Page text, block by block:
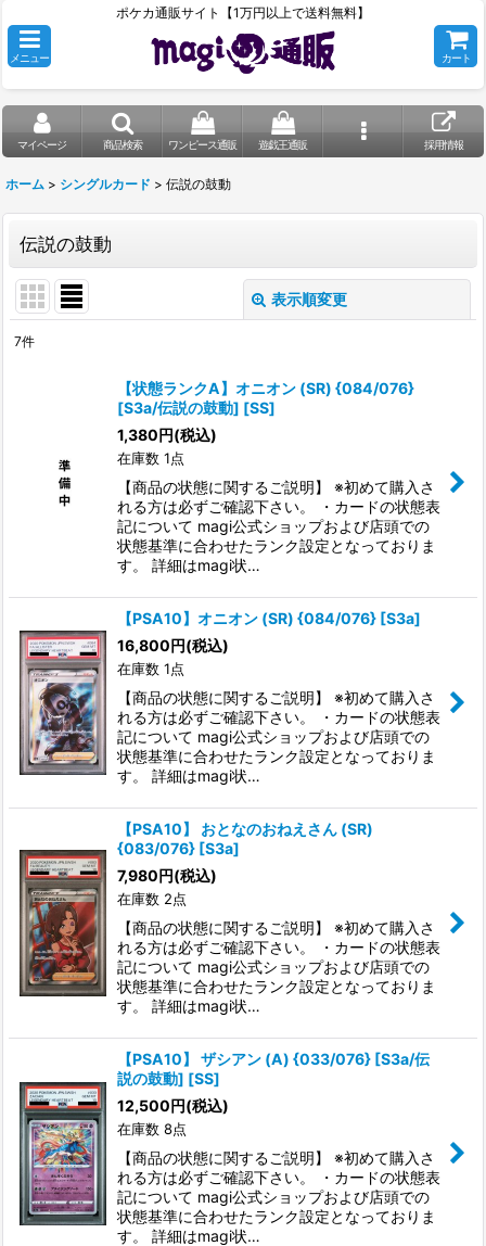
ポケカ通販サイト【1万円以上で送料無料】
メニュー カート
マイページ 商品検索 ワンピース通販 遊戯王通販 採用情報
ホーム > シングルカード > 伝説の鼓動
伝説の鼓動
表示順変更
並び順
絞り込む
7件
【状態ランクA】オニオン (SR) {084/076}
[S3a/伝説の鼓動] [SS]
1,380円(税込)
在庫数 1点
【商品の状態に関するご説明】 ※初めて購入さ
れる方は必ずご確認下さい。 ・カードの状態表
記について magi公式ショップおよび店頭での
状態基準に合わせたランク設定となっておりま
す。 詳細はmagi状…
【PSA10】オニオン (SR) {084/076} [S3a]
16,800円(税込)
在庫数 1点
【商品の状態に関するご説明】 ※初めて購入さ
れる方は必ずご確認下さい。 ・カードの状態表
記について magi公式ショップおよび店頭での
状態基準に合わせたランク設定となっておりま
す。 詳細はmagi状…
【PSA10】 おとなのおねえさん (SR)
{083/076} [S3a]
7,980円(税込)
在庫数 2点
【商品の状態に関するご説明】 ※初めて購入さ
れる方は必ずご確認下さい。 ・カードの状態表
記について magi公式ショップおよび店頭での
状態基準に合わせたランク設定となっておりま
す。 詳細はmagi状…
【PSA10】 ザシアン (A) {033/076} [S3a/伝
説の鼓動] [SS]
12,500円(税込)
在庫数 8点
【商品の状態に関するご説明】 ※初めて購入さ
れる方は必ずご確認下さい。 ・カードの状態表
記について magi公式ショップおよび店頭での
状態基準に合わせたランク設定となっておりま
す。 詳細はmagi状…